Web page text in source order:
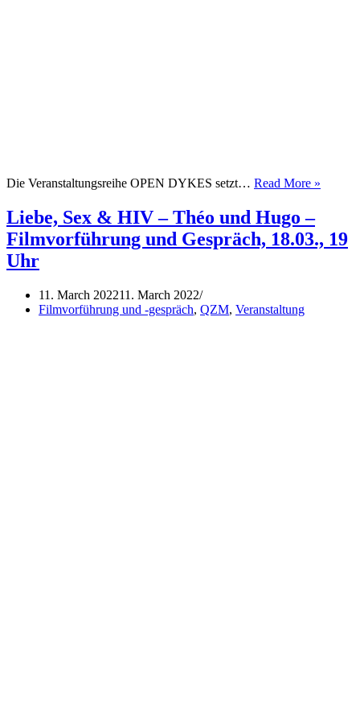
Die Veranstaltungsreihe OPEN DYKES setzt… Read More »
Liebe, Sex & HIV – Théo und Hugo –
Filmvorführung und Gespräch, 18.03., 19
Uhr
11. March 202211. March 2022
Filmvorführung und -gespräch, QZM, Veranstaltung